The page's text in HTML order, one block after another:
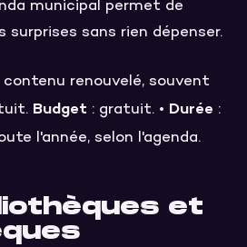
municipal permet de
surprises sans rien dépenser.
contenu renouvelé, souvent
Budget : gratuit. • Durée :
l'année, selon l'agenda.
et